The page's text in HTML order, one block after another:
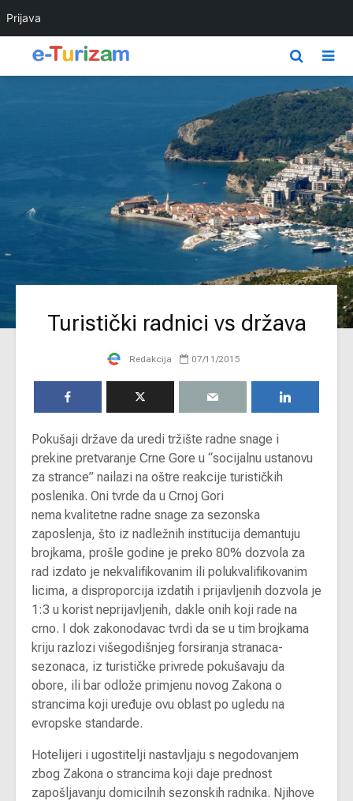
Prijava
Turistički radnici vs država
Redakcija 07/11/2015
Pokušaji države da uredi tržište radne snage i
prekine pretvaranje Crne Gore u “socijalnu ustanovu
za strance” nailazi na oštre reakcije turističkih
poslenika. Oni tvrde da u Crnoj Gori
nema kvalitetne radne snage za sezonska
zaposlenja, što iz nadležnih institucija demantuju
brojkama, prošle godine je preko 80% dozvola za
rad izdato je nekvalifikovanim ili polukvalifikovanim
licima, a disproporcija izdatih i prijavljenih dozvola je
1:3 u korist neprijavljenih, dakle onih koji rade na
crno. I dok zakonodavac tvrdi da se u tim brojkama
kriju razlozi višegodišnjeg forsiranja stranaca-
sezonaca, iz turističke privrede pokušavaju da
obore, ili bar odlože primjenu novog Zakona o
strancima koji uređuje ovu oblast po ugledu na
evropske standarde.
Hotelijeri i ugostitelji nastavljaju s negodovanjem
zbog Zakona o strancima koji daje prednost
zapošljavanju domicilnih sezonskih radnika. Njihove